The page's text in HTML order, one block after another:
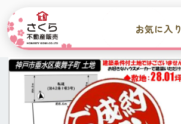
お気に入り